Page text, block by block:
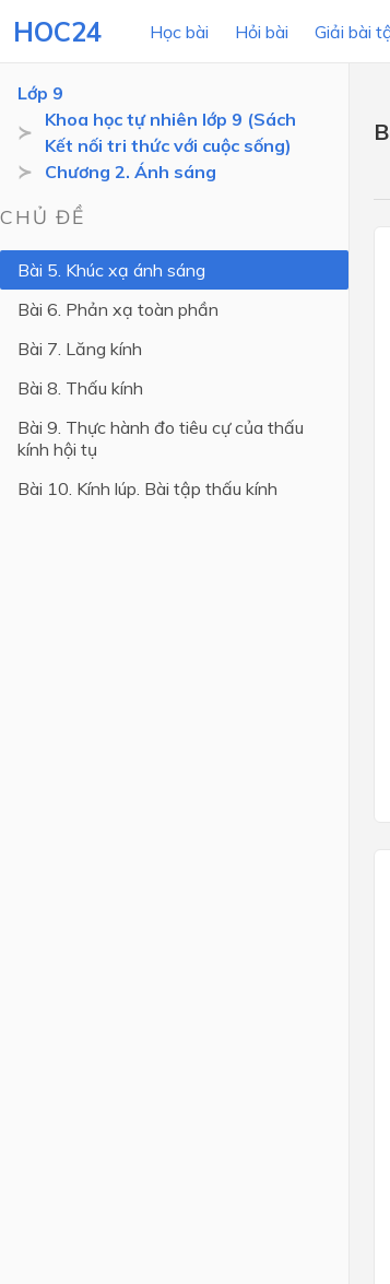
HOC24 Học bài Hỏi bài Giải bài
LỚP HỌC
Lớp 11
Lớp 10
Lớp 5
Lớp 9
Khoa học tự nhiên lớp 9 (Sách
Kết nối tri thức với cuộc sống)
Chương 2. Ánh sáng
CHỦ ĐỀ
Bài 5. Khúc xạ ánh sáng
Bài 6. Phản xạ toàn phần
Bài 7. Lăng kính
Bài 8. Thấu kính
Bài 9. Thực hành đo tiêu cự của thấu
kính hội tụ
Bài 10. Kính lúp. Bài tập thấu kính